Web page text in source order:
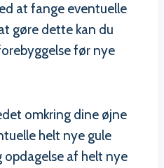
at fange eventuelle
gøre dette kan du
før nye
omkring dine øjne
helt nye gule
af helt nye